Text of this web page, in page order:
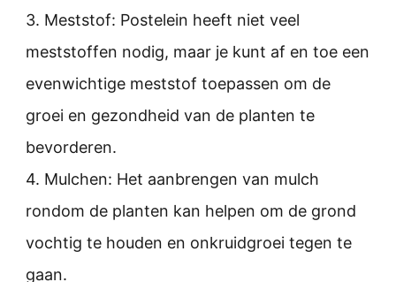
3. Meststof: Postelein heeft niet veel
meststoffen nodig, maar je kunt af en toe een
evenwichtige meststof toepassen om de
groei en gezondheid van de planten te
bevorderen.
4. Mulchen: Het aanbrengen van mulch
rondom de planten kan helpen om de grond
vochtig te houden en onkruidgroei tegen te
gaan.